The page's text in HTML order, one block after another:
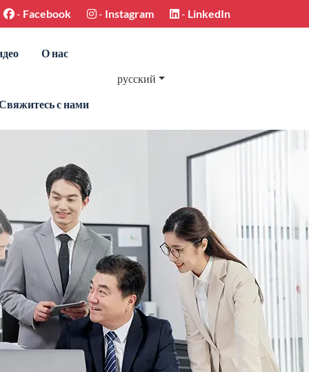
- Facebook - Instagram - LinkedIn
О нас
с нами
русский